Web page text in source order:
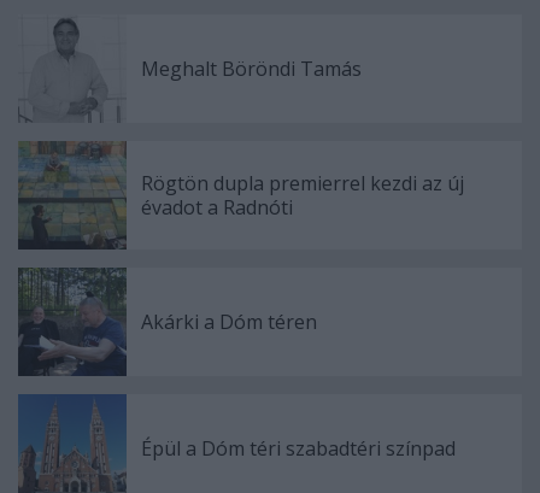
Meghalt Böröndi Tamás
Rögtön dupla premierrel kezdi az új
évadot a Radnóti
Akárki a Dóm téren
Épül a Dóm téri szabadtéri színpad